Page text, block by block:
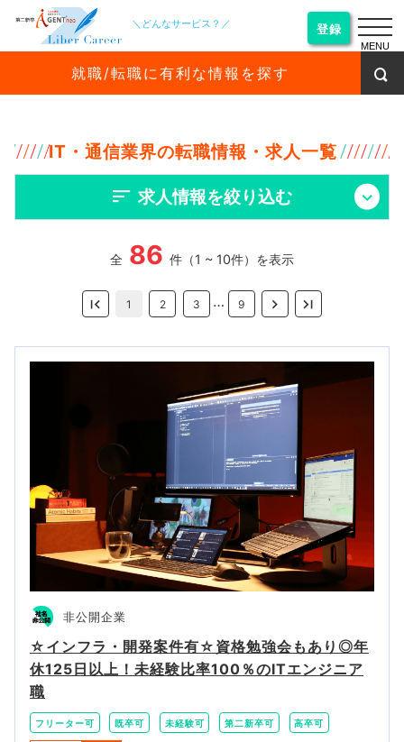
＼どんなサービス？／ 登録
就職/転職に有利な情報を探す
IT・通信業界の転職情報・求人一覧
求人情報を絞り込む
全 86 件（1 ~ 10件）を表示
1 2 3 … 9
非公開企業
☆インフラ・開発案件有☆資格勉強会もあり◎年
休125日以上！未経験比率100％のITエンジニア
職
フリーター可 既卒可 未経験可 第二新卒可 高卒可
MENU